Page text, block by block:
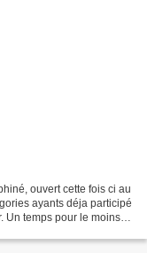
ouvert cette fois ci au
ayants déja participé
Un temps pour le moins